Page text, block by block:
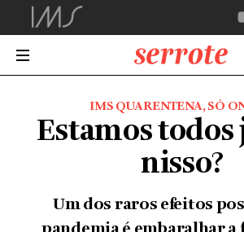
IMS QUARENTENA, SÓ
Estamos
nisso?
Um dos raros efeitos